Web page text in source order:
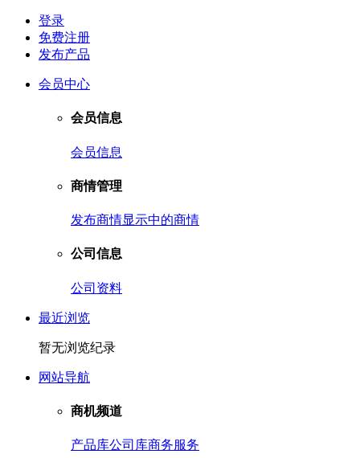
登录
免费注册
发布产品
会员中心
会员信息
会员信息
商情管理
发布商情显示中的商情
公司信息
公司资料
最近浏览
暂无浏览纪录
网站导航
商机频道
产品库公司库商务服务